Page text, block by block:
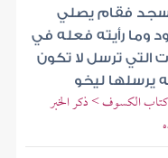
فقام يصلي
وما رأيته فعله في
التي ترسل لا تكون
يرسلها ليخو
الكسوف > ذكر الخبر